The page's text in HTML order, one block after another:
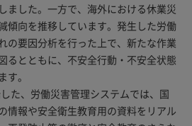
ました。一方で、海外における休業災
傾向を推移しています。発生した労働
の要因分析を行った上で、新たな作業
るとともに、不安全行動・不安全状態
。
た、労働災害管理システムでは、国
情報や安全衛生教育用の資料をリアル